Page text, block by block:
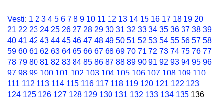
Vesti: 1 2 3 4 5 6 7 8 9 10 11 12 13 14 15 16 17 18 19 20
21 22 23 24 25 26 27 28 29 30 31 32 33 34 35 36 37 38 39
40 41 42 43 44 45 46 47 48 49 50 51 52 53 54 55 56 57 58
59 60 61 62 63 64 65 66 67 68 69 70 71 72 73 74 75 76 77
78 79 80 81 82 83 84 85 86 87 88 89 90 91 92 93 94 95 96
97 98 99 100 101 102 103 104 105 106 107 108 109 110
111 112 113 114 115 116 117 118 119 120 121 122 123
124 125 126 127 128 129 130 131 132 133 134 135 136